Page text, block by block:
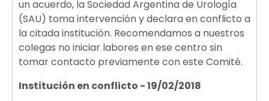
un acuerdo, la Sociedad Argentina de Urología
(SAU) toma intervención y declara en conflicto a
la citada institución. Recomendamos a nuestros
colegas no iniciar labores en ese centro sin
tomar contacto previamente con este Comité.
Institución en conflicto - 19/02/2018